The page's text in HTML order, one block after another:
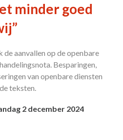
minder goed
aanvallen op de openbare
Besparingen,
van openbare diensten
teksten.
2 december 2024